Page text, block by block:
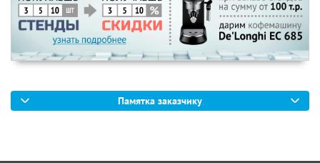
Памятка заказчику